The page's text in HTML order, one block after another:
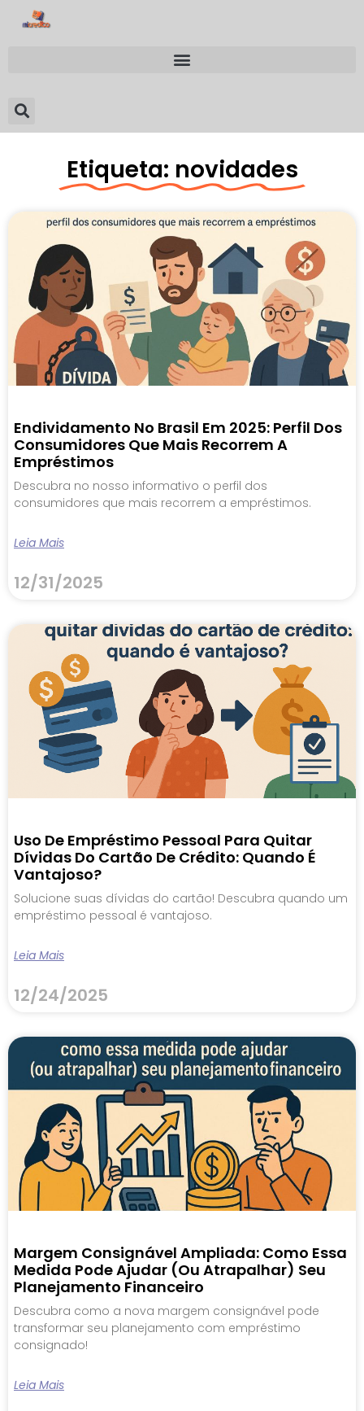
Etiqueta: novidades
Endividamento No Brasil Em 2025: Perfil Dos
Consumidores Que Mais Recorrem A
Empréstimos
Descubra no nosso informativo o perfil dos
consumidores que mais recorrem a empréstimos.
Leia Mais
12/31/2025
Uso De Empréstimo Pessoal Para Quitar
Dívidas Do Cartão De Crédito: Quando É
Vantajoso?
Solucione suas dívidas do cartão! Descubra quando um
empréstimo pessoal é vantajoso.
Leia Mais
12/24/2025
Margem Consignável Ampliada: Como Essa
Medida Pode Ajudar (ou Atrapalhar) Seu
Planejamento Financeiro
Descubra como a nova margem consignável pode
transformar seu planejamento com empréstimo
consignado!
Leia Mais